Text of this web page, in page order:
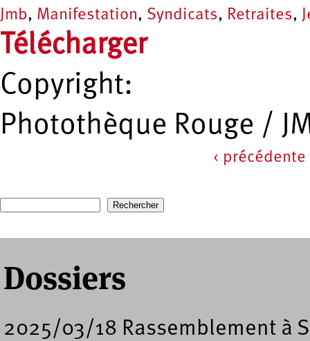
Jmb, Manifestation, Syndicats, Retraites,
Télécharger
Copyright:
Photothèque Rouge /
‹ précédente
Formulaire de recherche
Dossiers
2025/03/18 Rassemblement à